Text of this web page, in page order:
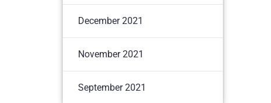
December 2021
November 2021
September 2021